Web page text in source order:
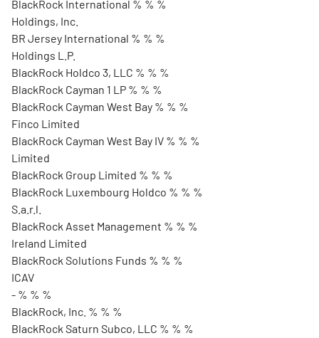
BlackRock International % % %
Holdings, Inc.
BR Jersey International % % %
Holdings L.P.
BlackRock Holdco 3, LLC % % %
BlackRock Cayman 1 LP % % %
BlackRock Cayman West Bay % % %
Finco Limited
BlackRock Cayman West Bay IV % % %
Limited
BlackRock Group Limited % % %
BlackRock Luxembourg Holdco % % %
S.a.r.l.
BlackRock Asset Management % % %
Ireland Limited
BlackRock Solutions Funds % % %
ICAV
- % % %
BlackRock, Inc. % % %
BlackRock Saturn Subco, LLC % % %